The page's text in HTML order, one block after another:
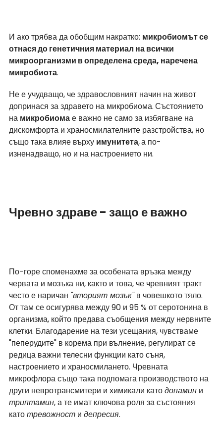
И ако трябва да обобщим накратко: микробиомът се
отнася до генетичния материал на всички
микроорганизми в определена среда, наречена
микробиота.
Не е учудващо, че здравословният начин на живот
допринася за здравето на микробиома.Състоянието
на микробиома е важно не само за избягване на
дискомфорта и храносмилателните разстройства, но
също така влияе върху имунитета,а по-
изненадващо, но и на настроението ни.
Чревно здраве - защо е важно
По-горе споменахме за особената връзка между
червата и мозъка ни, както и това, че чревният тракт
често е наричан "вторият мозък" в човешкото тяло.
От там се осигурява между 90 и 95 % от серотонина в
организма, който предава съобщения между нервните
клетки. Благодарение на тези усещания, чувстваме
"пеперудите" в корема при вълнение, регулират се
редица важни телесни функции като съня,
настроението и храносмилането. Чревната
микрофлора също така подпомага производството на
други невротрансмитери и химикали като допамин и
триптамин, а те имат ключова роля за състояния
като тревожност и депресия.